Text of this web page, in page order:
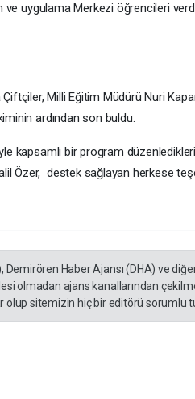
uygulama Merkezi öğrencileri
Milli Eğitim Müdürü Nuri
ardından son buldu.
kapsamlı bir program
Özer, destek sağlayan herkese
Demirören Haber Ajansı (DHA) ve
olmadan ajans kanallarından
sitemizin hiç bir editörü sorumlu